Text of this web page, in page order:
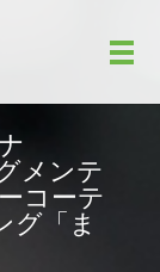
メンテ
コーテ
グ「ま